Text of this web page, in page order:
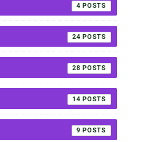
4
24
28
14
9